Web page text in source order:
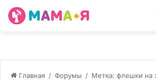
Главная / Форумы / Метка: флешки на